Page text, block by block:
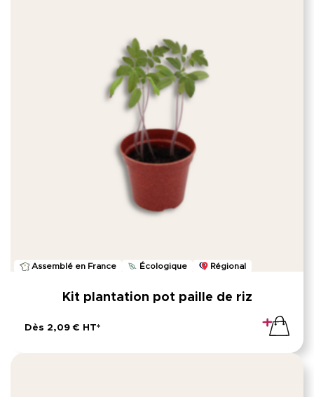
Assemblé en France Écologique Régional
Kit plantation pot paille de riz
Dès 2,09 € HT*